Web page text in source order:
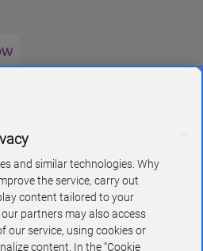
and similar technologies. Why
the service, carry out
content tailored to your
partners may also access
our service, using cookies or
content. In the “Cookie